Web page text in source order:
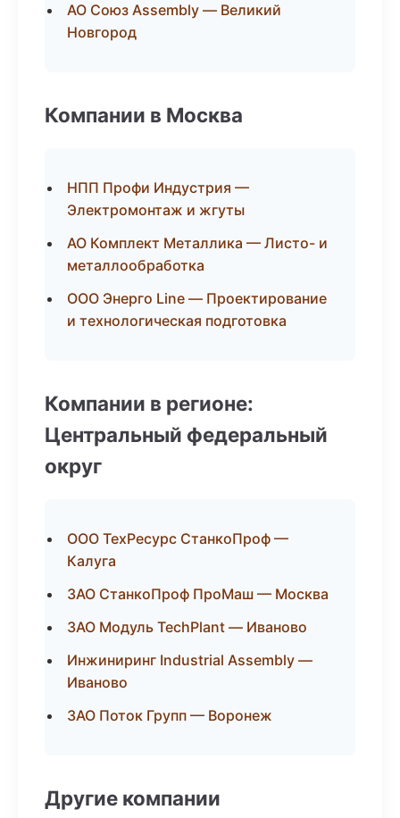
АО Союз Assembly — Великий
Новгород
Компании в Москва
НПП Профи Индустрия —
Электромонтаж и жгуты
АО Комплект Металлика — Листо- и
металлообработка
ООО Энерго Line — Проектирование
и технологическая подготовка
Компании в регионе:
Центральный федеральный
округ
ООО ТехРесурс СтанкоПроф —
Калуга
ЗАО СтанкоПроф ПроМаш — Москва
ЗАО Модуль TechPlant — Иваново
Инжиниринг Industrial Assembly —
Иваново
ЗАО Поток Групп — Воронеж
Другие компании